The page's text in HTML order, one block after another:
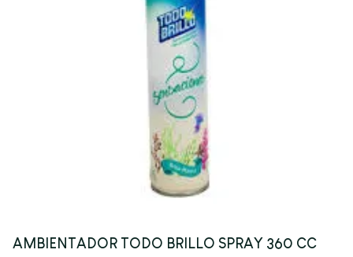
AMBIENTADOR TODO BRILLO SPRAY 360 CC